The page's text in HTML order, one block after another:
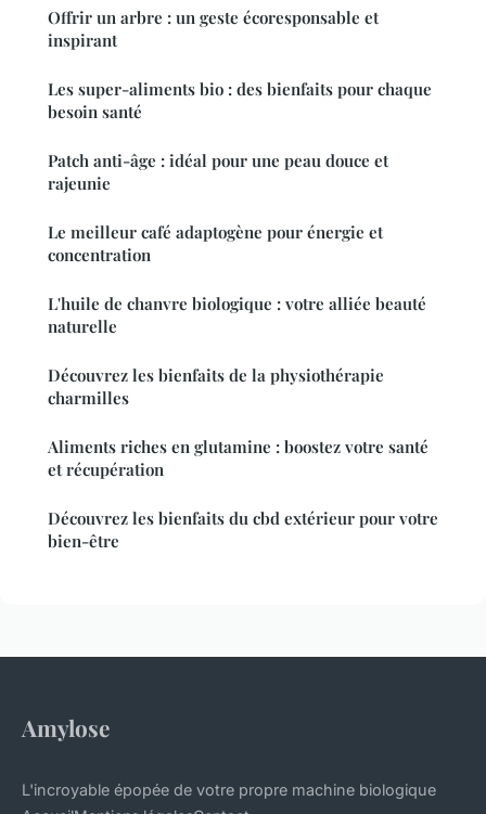
Offrir un arbre : un geste écoresponsable et
inspirant
Les super-aliments bio : des bienfaits pour chaque
besoin santé
Patch anti-âge : idéal pour une peau douce et
rajeunie
Le meilleur café adaptogène pour énergie et
concentration
L'huile de chanvre biologique : votre alliée beauté
naturelle
Découvrez les bienfaits de la physiothérapie
charmilles
Aliments riches en glutamine : boostez votre santé
et récupération
Découvrez les bienfaits du cbd extérieur pour votre
bien-être
Amylose
L'incroyable épopée de votre propre machine biologique